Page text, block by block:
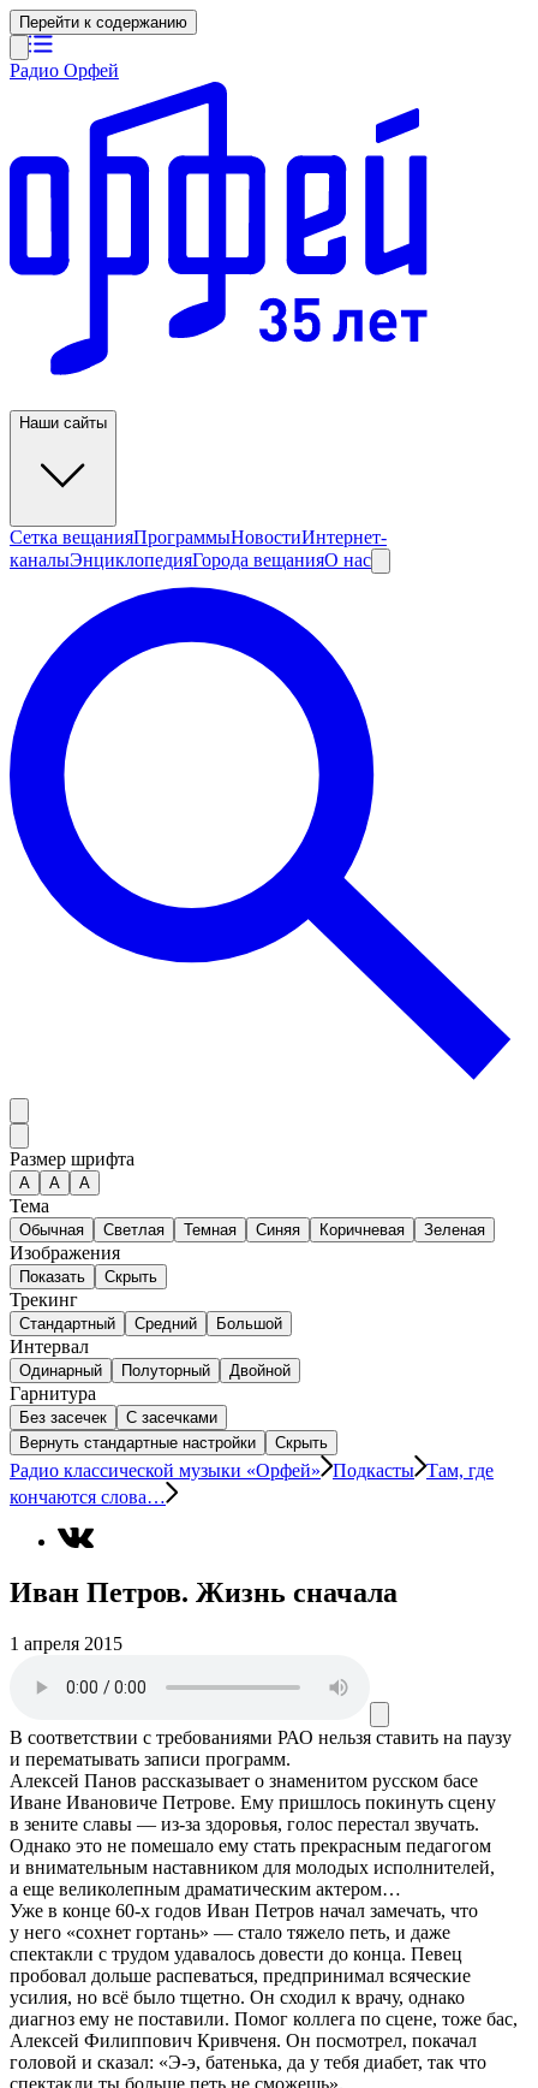
Перейти к содержанию
Радио Орфей
Наши сайты
Сетка вещанияПрограммыНовостиИнтернет-
каналыЭнциклопедияГорода вещанияО нас
Размер шрифта
А A A
Тема
Обычная Светлая Темная Синяя Коричневая Зеленая
Изображения
Показать Скрыть
Трекинг
Стандартный Средний Большой
Интервал
Одинарный Полуторный Двойной
Гарнитура
Без засечек
С засечками
Вернуть стандартные настройки
Скрыть
Радио классической музыки «Орфей» Подкасты Там, где
кончаются слова…
Иван Петров. Жизнь сначала
1 апреля 2015
В соответствии с требованиями РАО нельзя ставить на паузу
и перематывать записи программ.
Алексей Панов рассказывает о знаменитом русском басе
Иване Ивановиче Петрове. Ему пришлось покинуть сцену
в зените славы — из-за здоровья, голос перестал звучать.
Однако это не помешало ему стать прекрасным педагогом
и внимательным наставником для молодых исполнителей,
а еще великолепным драматическим актером…
Уже в конце 60-х годов Иван Петров начал замечать, что
у него «сохнет гортань» — стало тяжело петь, и даже
спектакли с трудом удавалось довести до конца. Певец
пробовал дольше распеваться, предпринимал всяческие
усилия, но всё было тщетно. Он сходил к врачу, однако
диагноз ему не поставили. Помог коллега по сцене, тоже бас,
Алексей Филиппович Кривченя. Он посмотрел, покачал
головой и сказал: «Э-э, батенька, да у тебя диабет, так что
спектакли ты больше петь не сможешь».